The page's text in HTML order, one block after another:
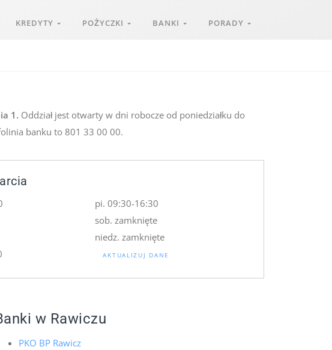
KREDYTY POŻYCZKI BANKI PORADY
1. Oddział jest otwarty w dni robocze od poniedziałku do
banku to 801 33 00 00.
pi. 09:30-16:30
sob. zamknięte
niedz. zamknięte
AKTUALIZUJ DANE
w Rawiczu
PKO BP Rawicz